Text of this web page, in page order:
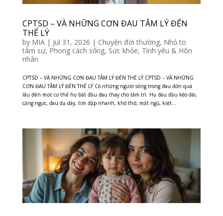
CPTSD – VÀ NHỮNG CƠN ĐAU TÂM LÝ ĐẾN
THỂ LÝ
by MIA| Jul 31, 2026 | Chuyện đời thường, Nhỏ to
tâm sự, Phong cách sống, Sức khỏe, Tình yêu & Hôn
nhân
CPTSD – VÀ NHỮNG CƠN ĐAU TÂM LÝ ĐẾN THỂ LÝ CPTSD – VÀ NHỮNG
CƠN ĐAU TÂM LÝ ĐẾN THỂ LÝ Có những người sống trong đau đớn quá
lâu đến mức cơ thể họ bắt đầu đau thay cho tâm trí. Họ đau đầu kéo dài,
căng ngực, đau dạ dày, tim đập nhanh, khó thở, mất ngủ, kiệt...